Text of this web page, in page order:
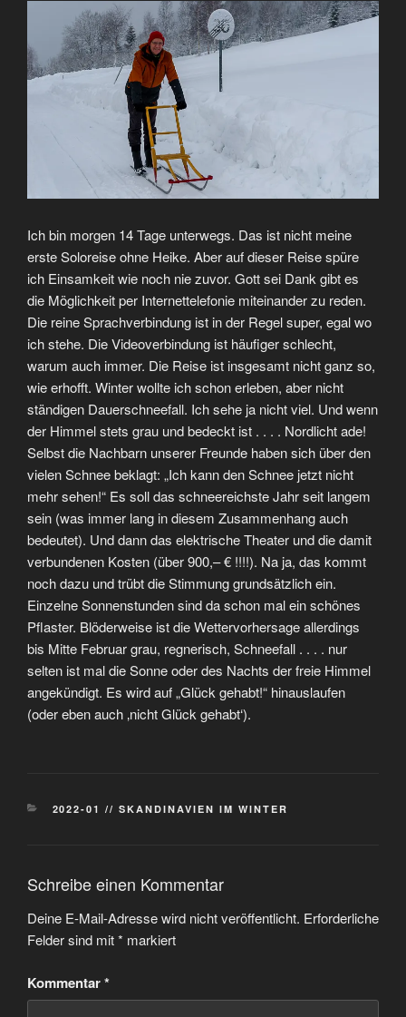
Ich bin morgen 14 Tage unterwegs. Das ist nicht meine
erste Soloreise ohne Heike. Aber auf dieser Reise spüre
ich Einsamkeit wie noch nie zuvor. Gott sei Dank gibt es
die Möglichkeit per Internettelefonie miteinander zu reden.
Die reine Sprachverbindung ist in der Regel super, egal wo
ich stehe. Die Videoverbindung ist häufiger schlecht,
warum auch immer. Die Reise ist insgesamt nicht ganz so,
wie erhofft. Winter wollte ich schon erleben, aber nicht
ständigen Dauerschneefall. Ich sehe ja nicht viel. Und wenn
der Himmel stets grau und bedeckt ist . . . . Nordlicht ade!
Selbst die Nachbarn unserer Freunde haben sich über den
vielen Schnee beklagt: „Ich kann den Schnee jetzt nicht
mehr sehen!“ Es soll das schneereichste Jahr seit langem
sein (was immer lang in diesem Zusammenhang auch
bedeutet). Und dann das elektrische Theater und die damit
verbundenen Kosten (über 900,– € !!!!). Na ja, das kommt
noch dazu und trübt die Stimmung grundsätzlich ein.
Einzelne Sonnenstunden sind da schon mal ein schönes
Pflaster. Blöderweise ist die Wettervorhersage allerdings
bis Mitte Februar grau, regnerisch, Schneefall . . . . nur
selten ist mal die Sonne oder des Nachts der freie Himmel
angekündigt. Es wird auf „Glück gehabt!“ hinauslaufen
(oder eben auch ‚nicht Glück gehabt‘).
KATEGORIEN
2022-01 // SKANDINAVIEN IM WINTER
Schreibe einen Kommentar
Deine E-Mail-Adresse wird nicht veröffentlicht. Erforderliche
Felder sind mit* markiert
Kommentar*